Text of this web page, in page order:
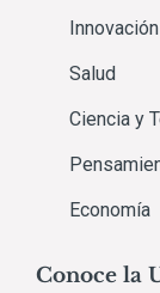
Innovación
Salud
Ciencia y
Economía
Conoce la